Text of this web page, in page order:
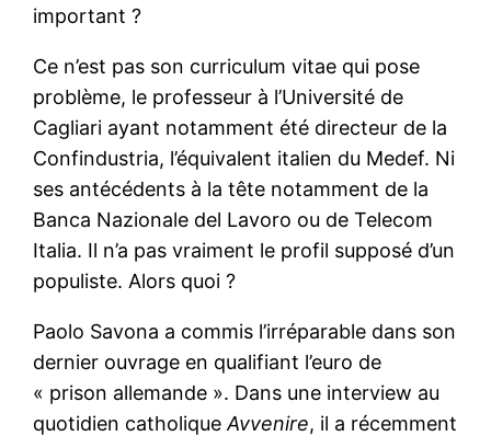
important ?
Ce n’est pas son curriculum vitae qui pose
problème, le professeur à l’Université de
Cagliari ayant notamment été directeur de la
Confindustria, l’équivalent italien du Medef. Ni
ses antécédents à la tête notamment de la
Banca Nazionale del Lavoro ou de Telecom
Italia. Il n’a pas vraiment le profil supposé d’un
populiste. Alors quoi ?
Paolo Savona a commis l’irréparable dans son
dernier ouvrage en qualifiant l’euro de
« prison allemande ». Dans une interview au
quotidien catholiqueAvvenire, il a récemment